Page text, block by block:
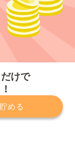
けで
める
運営会社